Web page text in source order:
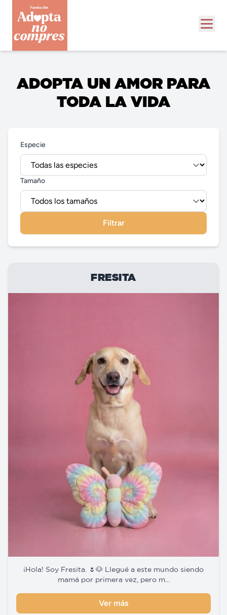
ADOPTA UN AMOR PARA
TODA LA VIDA
Especie
Tamaño
Filtrar
FRESITA
¡Hola! Soy Fresita. 🌷🐶 Llegué a este mundo siendo
mamá por primera vez, pero m...
Ver más